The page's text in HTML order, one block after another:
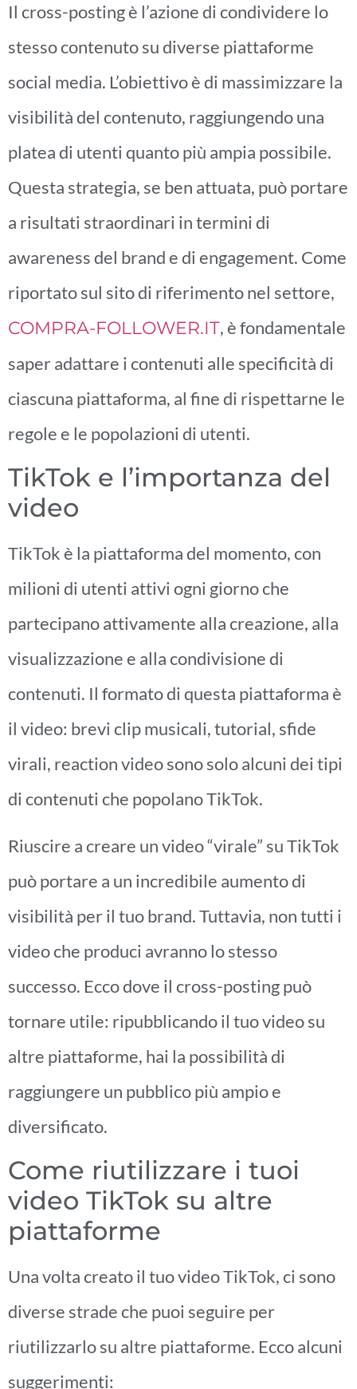
Il cross-posting è l’azione di condividere lo
stesso contenuto su diverse piattaforme
social media. L’obiettivo è di massimizzare la
visibilità del contenuto, raggiungendo una
platea di utenti quanto più ampia possibile.
Questa strategia, se ben attuata, può portare
a risultati straordinari in termini di
awareness del brand e di engagement. Come
riportato sul sito di riferimento nel settore,
COMPRA-FOLLOWER.IT, è fondamentale
saper adattare i contenuti alle specificità di
ciascuna piattaforma, al fine di rispettarne le
regole e le popolazioni di utenti.
TikTok e l’importanza del
video
TikTok è la piattaforma del momento, con
milioni di utenti attivi ogni giorno che
partecipano attivamente alla creazione, alla
visualizzazione e alla condivisione di
contenuti. Il formato di questa piattaforma è
il video: brevi clip musicali, tutorial, sfide
virali, reaction video sono solo alcuni dei tipi
di contenuti che popolano TikTok.
Riuscire a creare un video “virale” su TikTok
può portare a un incredibile aumento di
visibilità per il tuo brand. Tuttavia, non tutti i
video che produci avranno lo stesso
successo. Ecco dove il cross-posting può
tornare utile: ripubblicando il tuo video su
altre piattaforme, hai la possibilità di
raggiungere un pubblico più ampio e
diversificato.
Come riutilizzare i tuoi
video TikTok su altre
piattaforme
Una volta creato il tuo video TikTok, ci sono
diverse strade che puoi seguire per
riutilizzarlo su altre piattaforme. Ecco alcuni
suggerimenti: